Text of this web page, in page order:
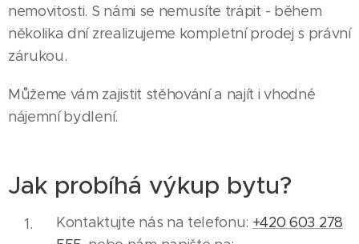
nemovitosti. S námi se nemusíte trápit - během
několika dní zrealizujeme kompletní prodej s právní
zárukou.
Můžeme vám zajistit stěhování a najít i vhodné
nájemní bydlení.
Jak probíhá výkup bytu?
Kontaktujte nás na telefonu: +420 603 278